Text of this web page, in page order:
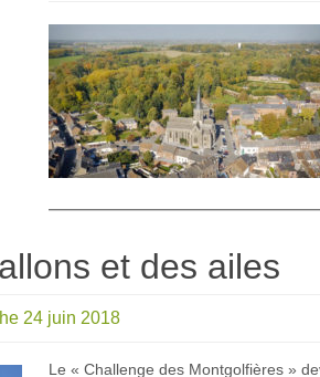
et des ailes
24 juin 2018
Le « Challenge des Montgolfières »